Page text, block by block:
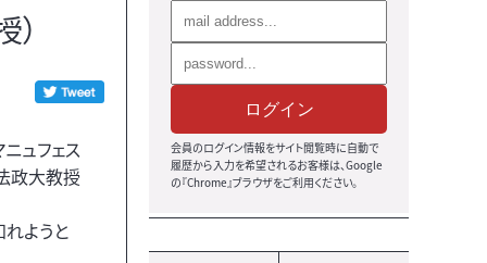
ュフェス
政大教授
れようと
ログイン
会員のログイン情報をサイト閲覧時に自動で
履歴から入力を希望されるお客様は、Google
の『Chrome』ブラウザをご利用ください。